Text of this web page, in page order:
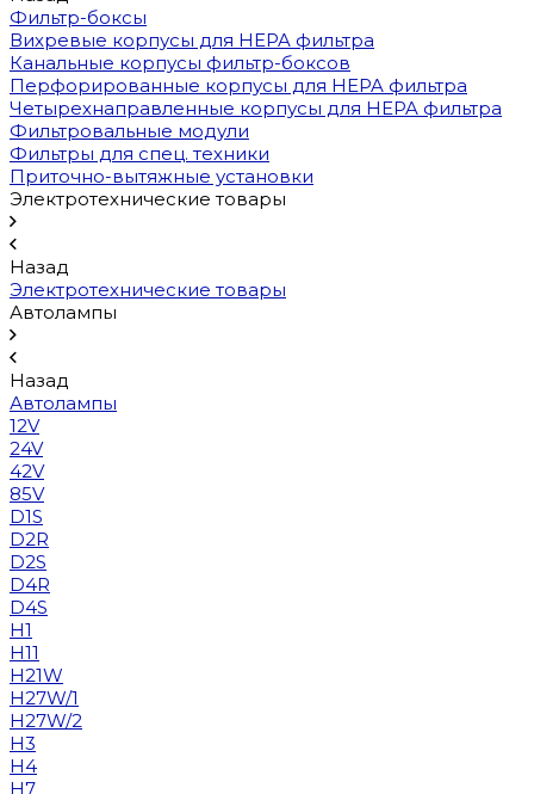
Фильтр-боксы
Вихревые корпусы для HEPA фильтра
Канальные корпусы фильтр-боксов
Перфорированные корпусы для HEPA фильтра
Четырехнаправленные корпусы для HEPA фильтра
Фильтровальные модули
Фильтры для спец. техники
Приточно-вытяжные установки
Электротехнические товары
Назад
Электротехнические товары
Автолампы
Назад
Автолампы
12V
24V
42V
85V
D1S
D2R
D2S
D4R
D4S
H1
H11
H21W
H27W/1
H27W/2
H3
H4
H7